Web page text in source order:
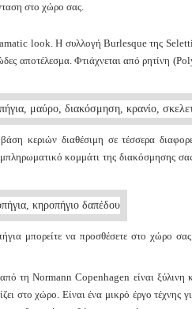
στο χώρο σας.
look. Η συλλογή Burlesque της Seletti
αποτέλεσμα. Φτιάχνεται από ρητίνη
κεριών διαθέσιμη σε τέσσερα
κομμάτι της διακόσμησης
μπορείτε να προσθέσετε στο χώρο σας
τη Normann Copenhagen είναι ξύλινη
στο χώρο. Είναι ένα μικρό έργο τέχνης